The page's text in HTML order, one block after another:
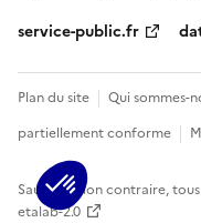
service-public.fr
Plan du site Qui sommes-
partiellement conforme
Sauf mention contraire,
etalab-2.0